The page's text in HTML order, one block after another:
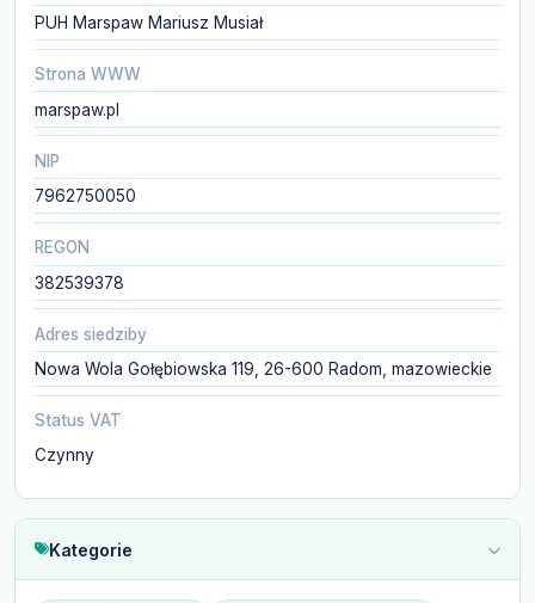
PUH Marspaw Mariusz Musiał
Strona WWW
marspaw.pl
NIP
7962750050
REGON
382539378
Adres siedziby
Nowa Wola Gołębiowska 119, 26-600 Radom, mazowieckie
Status VAT
Czynny
Kategorie